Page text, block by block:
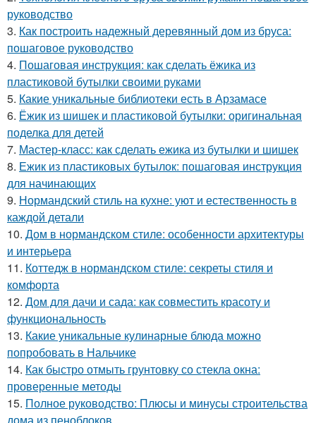
руководство
3. Как построить надежный деревянный дом из бруса:
пошаговое руководство
4. Пошаговая инструкция: как сделать ёжика из
пластиковой бутылки своими руками
5. Какие уникальные библиотеки есть в Арзамасе
6. Ёжик из шишек и пластиковой бутылки: оригинальная
поделка для детей
7. Мастер-класс: как сделать ежика из бутылки и шишек
8. Ежик из пластиковых бутылок: пошаговая инструкция
для начинающих
9. Нормандский стиль на кухне: уют и естественность в
каждой детали
10. Дом в нормандском стиле: особенности архитектуры
и интерьера
11. Коттедж в нормандском стиле: секреты стиля и
комфорта
12. Дом для дачи и сада: как совместить красоту и
функциональность
13. Какие уникальные кулинарные блюда можно
попробовать в Нальчике
14. Как быстро отмыть грунтовку со стекла окна:
проверенные методы
15. Полное руководство: Плюсы и минусы строительства
дома из пеноблоков